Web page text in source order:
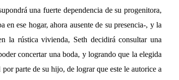
una fuerte dependencia de su progenitora,
ese hogar, ahora ausente de su presencia-, y la
la rústica vivienda, Seth decidirá consultar una
concertar una boda, y logrando que la elegida
parte de su hijo, de lograr que este le autorice a